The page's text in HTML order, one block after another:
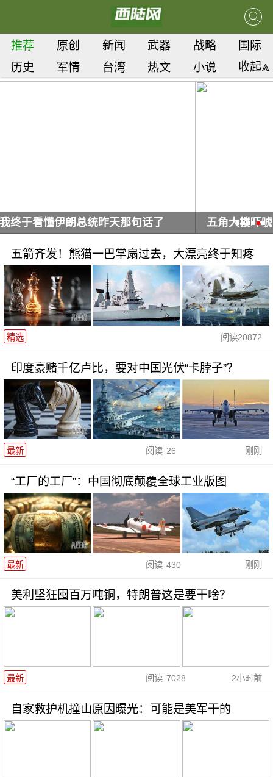
推荐 原创 新闻 武器 战略
国际
历史
军情 台湾 热文 小说 收起⩓
五角大楼吓唬中俄？这事恰恰暴露美军的底裤
五箭齐发！熊猫一巴掌扇过去，大漂亮终于知疼
精选 阅读20872
印度豪赌千亿卢比，要对中国光伏“卡脖子”？
最新 阅读 26 刚刚
“工厂的工厂”：中国彻底颠覆全球工业版图
最新 阅读 430 刚刚
美利坚狂囤百万吨铜，特朗普这是要干啥？
最新 阅读 7028 2小时前
自家救护机撞山原因曝光：可能是美军干的